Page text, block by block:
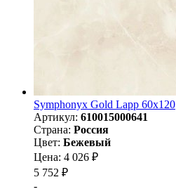
Symphonyx Gold Lapp 60x120
Артикул: 610015000641
Страна: Россия
Цвет: Бежевый
Цена: 4 026 ₽
5 752 ₽
-